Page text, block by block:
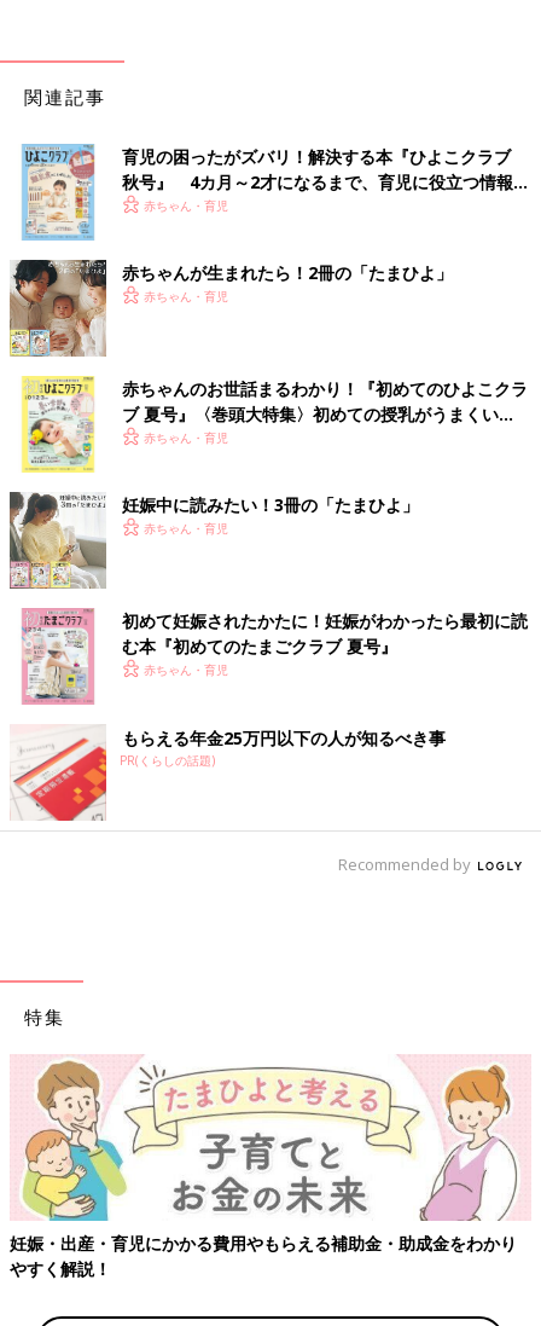
関連記事
育児の困ったがズバリ！解決する本『ひよこクラブ
秋号』 4カ月～2才になるまで、育児に役立つ情報が
いっぱい！
赤ちゃん・育児
赤ちゃんが生まれたら！2冊の「たまひよ」
赤ちゃん・育児
赤ちゃんのお世話まるわかり！『初めてのひよこクラ
ブ 夏号』〈巻頭大特集〉初めての授乳がうまくい
く！ おっぱい・ミルクの基本と夏のトラブル 解決テ
赤ちゃん・育児
妊娠中に読みたい！3冊の「たまひよ」
赤ちゃん・育児
初めて妊娠されたかたに！妊娠がわかったら最初に読
む本『初めてのたまごクラブ 夏号』
赤ちゃん・育児
もらえる年金25万円以下の人が知るべき事
PR(くらしの話題)
Recommended by
特集
妊娠・出産・育児にかかる費用やもらえる補助金・助成金をわかり
やすく解説！